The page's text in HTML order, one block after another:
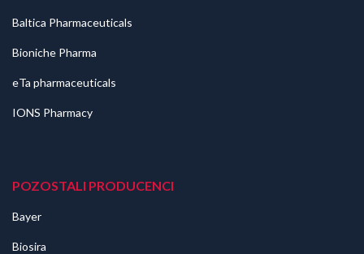
Baltica Pharmaceuticals
Bioniche Pharma
eTa pharmaceuticals
IONS Pharmacy
POZOSTALI PRODUCENCI
Bayer
Biosira